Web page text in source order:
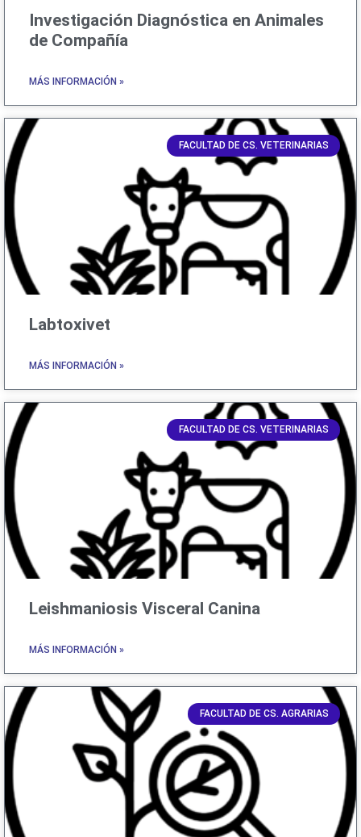
Investigación Diagnóstica en Animales
de Compañía
MÁS INFORMACIÓN »
FACULTAD DE CS. VETERINARIAS
Labtoxivet
MÁS INFORMACIÓN »
FACULTAD DE CS. VETERINARIAS
Leishmaniosis Visceral Canina
MÁS INFORMACIÓN »
FACULTAD DE CS. AGRARIAS